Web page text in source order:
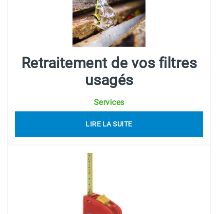
Retraitement de vos filtres
usagés
Services
LIRE LA SUITE